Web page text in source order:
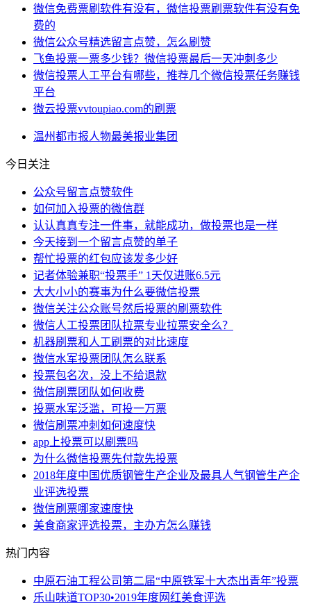
微信免费票刷软件有没有，微信投票刷票软件有没有免
费的
微信公众号精选留言点赞，怎么刷赞
飞鱼投票一票多少钱？微信投票最后一天冲刺多少
微信投票人工平台有哪些，推荐几个微信投票任务赚钱
平台
微云投票vvtoupiao.com的刷票
温州都市报人物最美报业集团
今日关注
公众号留言点赞软件
如何加入投票的微信群
认认真真专注一件事，就能成功，做投票也是一样
今天接到一个留言点赞的单子
帮忙投票的红包应该发多少好
记者体验兼职“投票手” 1天仅进账6.5元
大大小小的赛事为什么要微信投票
微信关注公众账号然后投票的刷票软件
微信人工投票团队拉票专业拉票安全么？
机器刷票和人工刷票的对比速度
微信水军投票团队怎么联系
投票包名次，没上不给退款
微信刷票团队如何收费
投票水军泛滥，可投一万票
微信刷票冲刺如何速度快
app上投票可以刷票吗
为什么微信投票先付款先投票
2018年度中国优质钢管生产企业及最具人气钢管生产企
业评选投票
微信刷票哪家速度快
美食商家评选投票，主办方怎么赚钱
热门内容
中原石油工程公司第二届“中原铁军十大杰出青年”投票
乐山味道TOP30•2019年度网红美食评选